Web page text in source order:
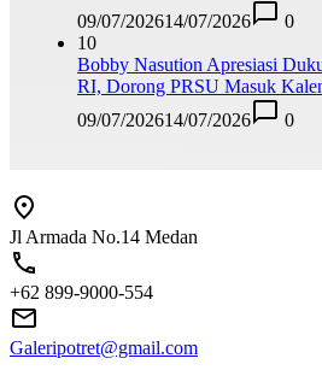
09/07/202614/07/2026
0
10
Bobby Nasution Apresiasi
RI, Dorong PRSU Masuk
09/07/202614/07/2026 0
Jl Armada No.14 Medan
+62 899-9000-554
Galeripotret@gmail.com